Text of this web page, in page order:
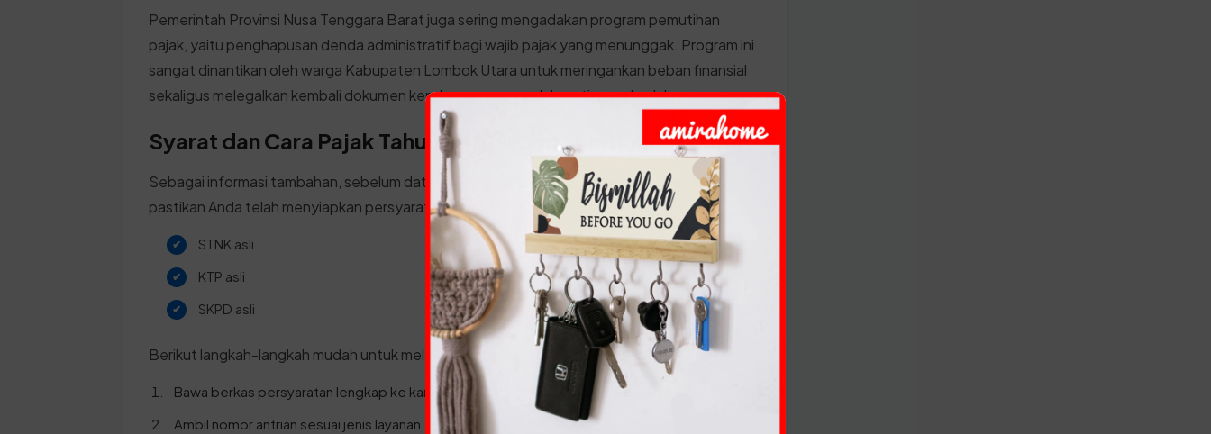
Pemerintah Provinsi Nusa Tenggara Barat juga sering mengadakan program pemutihan
pajak, yaitu penghapusan denda administratif bagi wajib pajak yang menunggak. Program ini
sangat dinantikan oleh warga Kabupaten Lombok Utara untuk meringankan beban finansial
sekaligus melegalkan kembali dokumen kendaraan yang sudah mati masa berlakunya.
Syarat dan Cara Pajak Tahunan di Kabupaten Lombok Utara
Sebagai informasi tambahan, sebelum datang ke kantor SAMSAT Nusa Tenggara Barat,
pastikan Anda telah menyiapkan persyaratan berikut:
STNK asli
KTP asli
SKPD asli
Berikut langkah-langkah mudah untuk melakukan prosesnya:
Bawa berkas persyaratan lengkap ke kantor Samsat.
Ambil nomor antrian sesuai jenis layanan.